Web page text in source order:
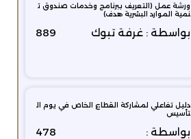
ورشة عمل (التعريف ببرنامج وخدمات صندوق ت
نمية الموارد البشرية هدف)
بواسطة : غرفة تبوك 889
دليل تفاعلي لمشاركة القطاع الخاص في يوم ال
تأسيس
بواسطة : 478